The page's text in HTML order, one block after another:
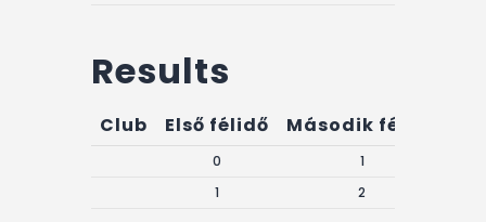
Results
Club Első félidő Második félidő
0 1
1
2